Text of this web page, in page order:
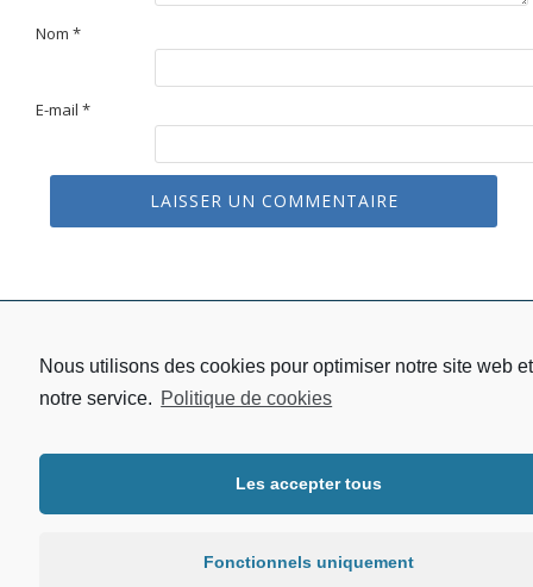
Nous utilisons des cookies pour optimiser notre site web et
notre service. Politique de cookies
Les accepter tous
Fonctionnels uniquement
Nom *
E-mail *
Menu
secondaire
Protection des données Mentions légales